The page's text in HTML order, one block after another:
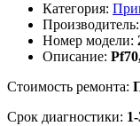
Категория:
Производитель:
Номер модели:
Описание:
Стоимость ремонта:
Срок диагностики: